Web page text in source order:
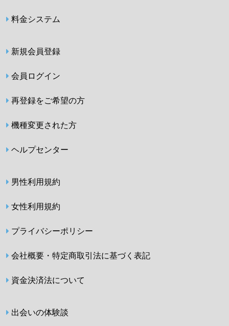
料金システム
新規会員登録
会員ログイン
再登録をご希望の方
機種変更された方
ヘルプセンター
男性利用規約
女性利用規約
プライバシーポリシー
会社概要・特定商取引法に基づく表記
資金決済法について
出会いの体験談